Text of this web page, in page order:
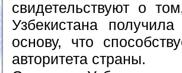
свидетельствуют о
Узбекистана
основу, что
авторитета страны.